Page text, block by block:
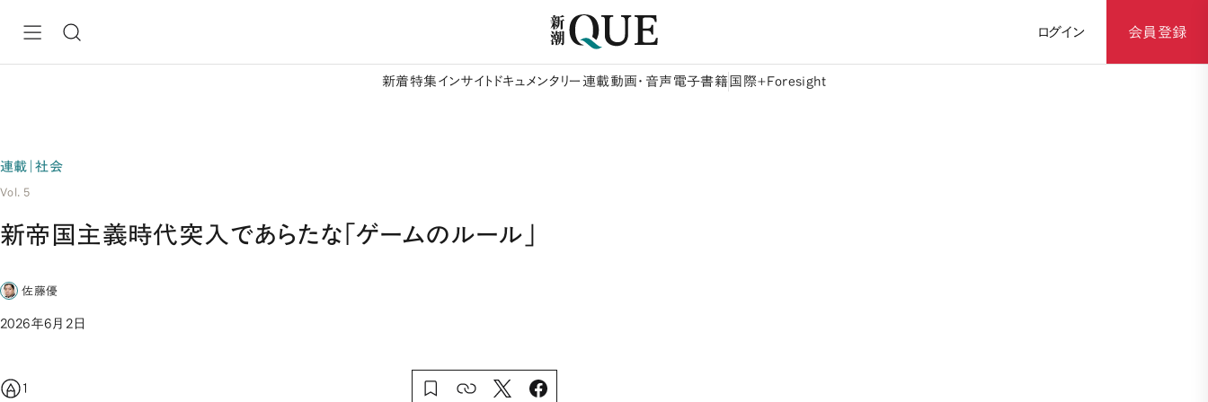
ログイン 会員登録
新着特集 インサイト ドキュメンタリー 連載動画・音声 電子書籍 国際+Foresight
連載｜社会
Vol. 5
新帝国主義時代突入であらたな「ゲームのルール」
佐藤優
2026年6月2日
1